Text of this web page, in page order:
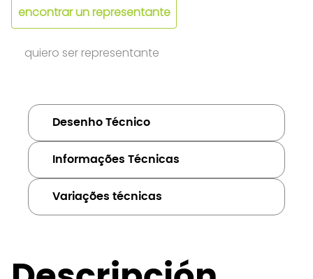
encontrar un representante
quiero ser representante
Desenho Técnico
Informações Técnicas
Variações técnicas